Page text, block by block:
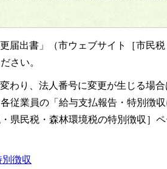
届出書」（市ウェブサイト［市民
さい。
わり、法人番号に変更が生じる場
従業員の「給与支払報告・特別徴
県民税・森林環境税の特別徴収］
徴収